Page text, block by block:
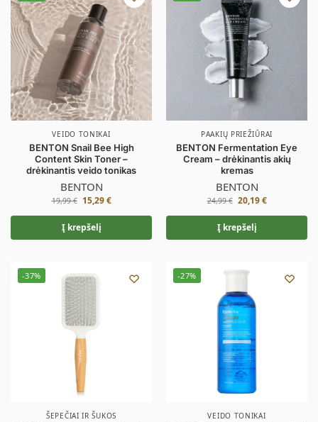
VEIDO TONIKAI
BENTON Snail Bee High
Content Skin Toner –
drėkinantis veido tonikas
BENTON
19,99€ 15,29€
Į krepšelį
PAAKIŲ PRIEŽIŪRAI
BENTON Fermentation Eye
Cream – drėkinantis akių
kremas
BENTON
24,99€ 20,19€
Į krepšelį
-37%
ŠEPEČIAI IR ŠUKOS
-27%
VEIDO TONIKAI